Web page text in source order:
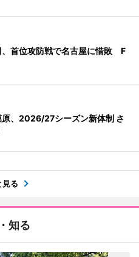
、首位攻防戦で名古屋に惜敗 F
原、2026/27シーズン新体制 さ
見る
知る